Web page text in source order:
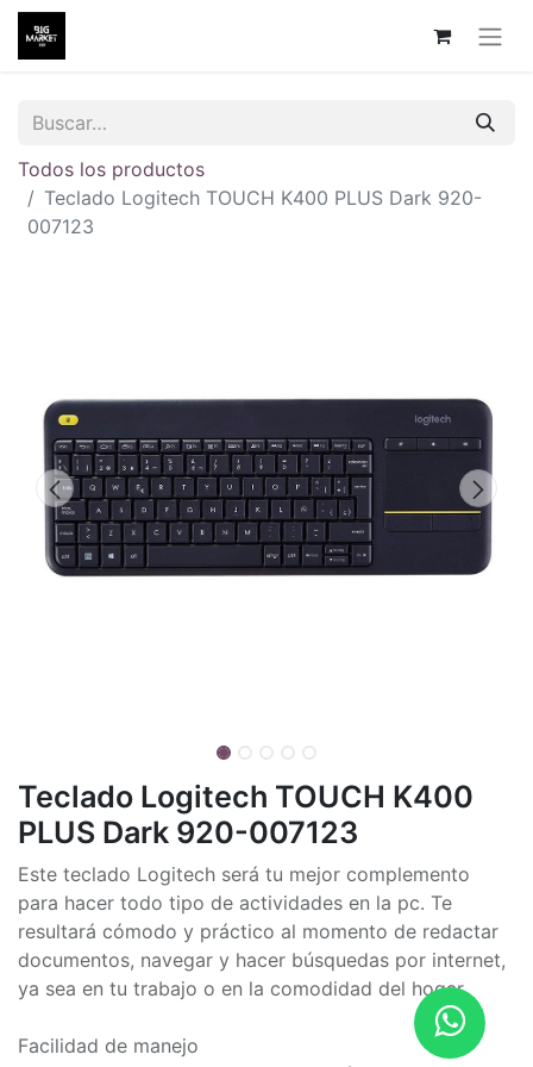
Todos los productos
Teclado Logitech TOUCH K400 PLUS Dark 920-
007123
Teclado Logitech TOUCH K400
PLUS Dark 920-007123
Este teclado Logitech será tu mejor complemento
para hacer todo tipo de actividades en la pc. Te
resultará cómodo y práctico al momento de redactar
documentos, navegar y hacer búsquedas por internet,
ya sea en tu trabajo o en la comodidad del hogar.
Facilidad de manejo